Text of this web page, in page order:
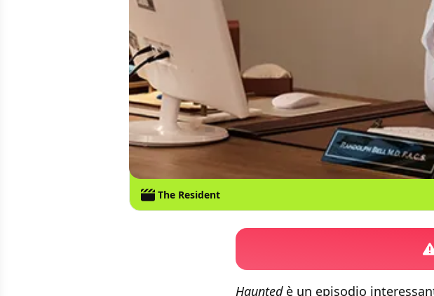
The Resident
Hauntedè un episodio